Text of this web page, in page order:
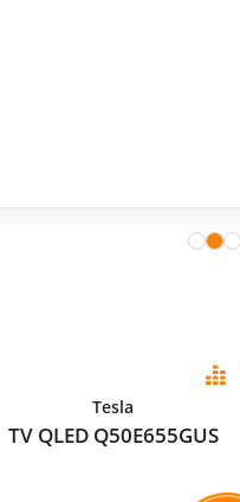
Tesla
TV QLED Q50E655GUS